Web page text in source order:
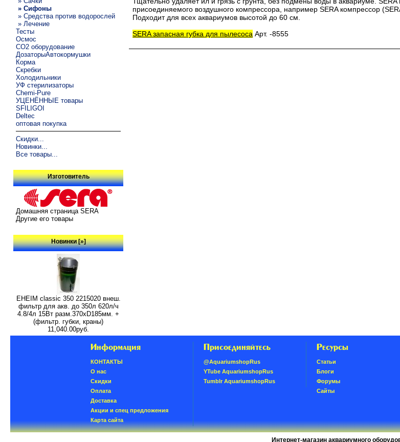
» Сифоны
» Средства против водорослей
» Лечение
Тесты
Осмос
CO2 оборудование
ДозаторыАвтокормушки
Корма
Скребки
Холодильники
УФ стерилизаторы
Chemi-Pure
УЦЕНЁННЫЕ товары
SFILIGOI
Deltec
оптовая покупка
Скидки...
Новинки...
Все товары...
Изготовитель
Домашняя страница SERA
Другие его товары
Новинки [»]
EHEIM classic 350 2215020 внеш.
фильтр для акв. до 350л 620л/ч
4.8/4л 15Вт разм.370хD185мм. +
(фильтр. губки, краны)
11,040.00руб.
присоединяемого воздушного компрессора, например SERA компрессор
Подходит для всех аквариумов высотой до 60 см.
SERA запасная губка для пылесоса Арт. -8555
Информация
КОНТАКТЫ
О нас
Скидки
Oплатa
Доставка
Акции и спец предложения
Карта сайта
Присоединяйтесь
@AquariumshopRus
YTube AquariumshopRus
Tumblr AquariumshopRus
Ресурсы
Статьи
Блоги
Форумы
Сайты
Интернет-магазин аквариумного